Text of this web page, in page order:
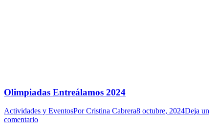
Olimpiadas Entreálamos 2024
Actividades y EventosPorCristina Cabrera8 octubre, 2024Deja un
comentario